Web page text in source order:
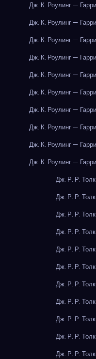
Дж. К. Роулинг —
Дж. К. Роулинг —
Дж. К. Роулинг —
Дж. К. Роулинг —
Дж. К. Роулинг —
Дж. К. Роулинг —
Дж. К. Роулинг —
Дж. К. Роулинг —
Дж. К. Роулинг —
Дж. К. Роулинг —
Дж. Р. Р.
Дж. Р. Р.
Дж. Р. Р.
Дж. Р. Р.
Дж. Р. Р.
Дж. Р. Р.
Дж. Р. Р.
Дж. Р. Р.
Дж. Р. Р.
Дж. Р. Р.
Дж. Р. Р.